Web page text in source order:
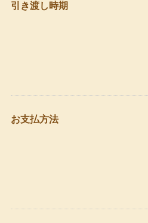
引き渡し時期
お支払方法